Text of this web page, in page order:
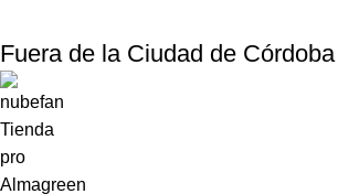
Fuera de la Ciudad de Córdoba